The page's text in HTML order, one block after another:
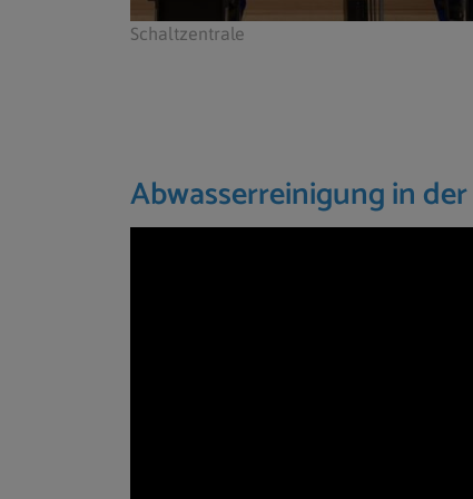
Schaltzentrale
Abwasserreinigung in